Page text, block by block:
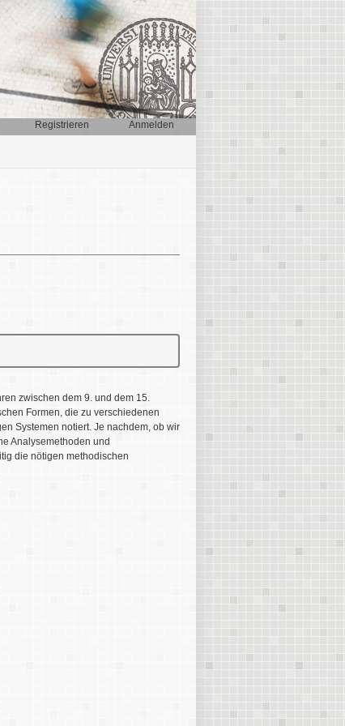
Anmelden
Registrieren
zwischen dem 9. und dem 15.
Formen, die zu verschiedenen
Systemen notiert. Je nachdem, ob wir
Analysemethoden und
die nötigen methodischen